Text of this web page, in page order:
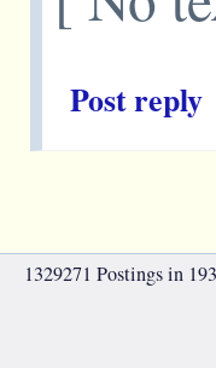
Post reply
1329271 Postings in